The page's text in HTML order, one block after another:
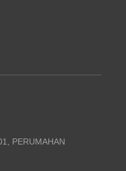
PERUMAHAN